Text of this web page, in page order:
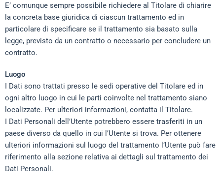
E’ comunque sempre possibile richiedere al Titolare di chiarire
la concreta base giuridica di ciascun trattamento ed in
particolare di specificare se il trattamento sia basato sulla
legge, previsto da un contratto o necessario per concludere un
contratto.
Luogo
I Dati sono trattati presso le sedi operative del Titolare ed in
ogni altro luogo in cui le parti coinvolte nel trattamento siano
localizzate. Per ulteriori informazioni, contatta il Titolare.
I Dati Personali dell’Utente potrebbero essere trasferiti in un
paese diverso da quello in cui l’Utente si trova. Per ottenere
ulteriori informazioni sul luogo del trattamento l’Utente può fare
riferimento alla sezione relativa ai dettagli sul trattamento dei
Dati Personali.